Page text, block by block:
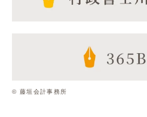
© 藤垣会計事務所